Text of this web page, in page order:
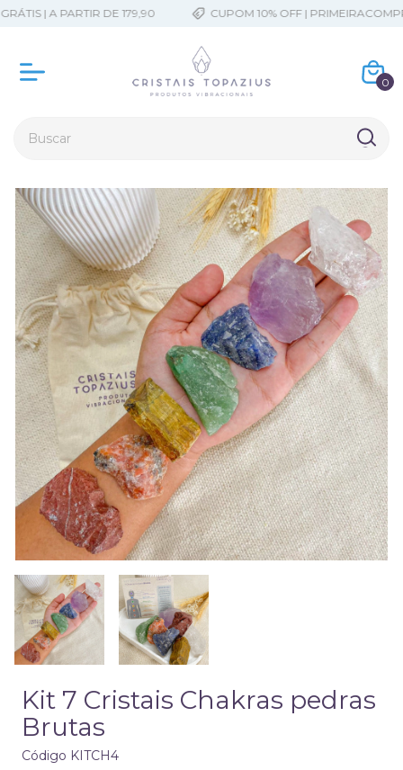
| A PARTIR DE 179,90 CUPOM 10% OFF | PRIMEIRACOMPRA
0
Kit 7 Cristais Chakras pedras
Brutas
Código KITCH4